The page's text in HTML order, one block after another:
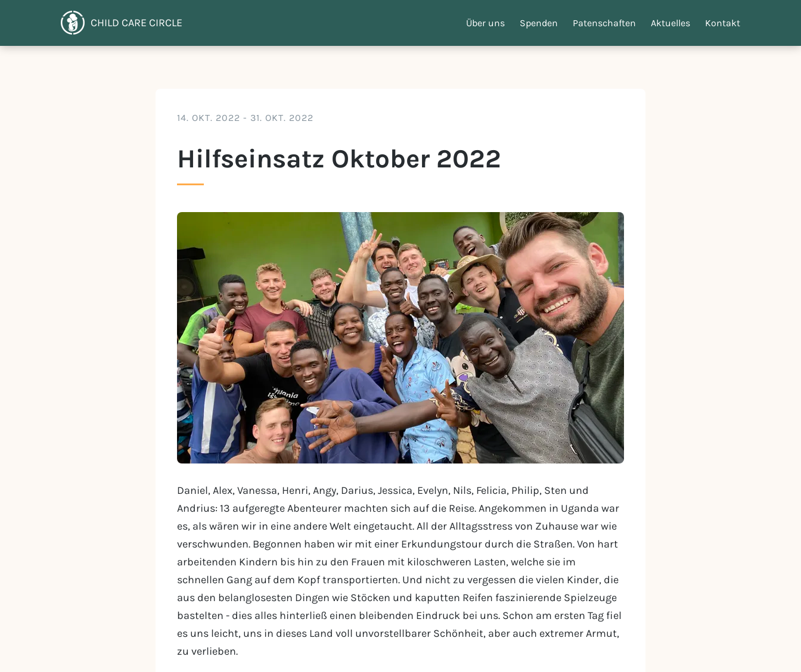
CHILD CARE CIRCLE Über uns Spenden Patenschaften Aktuelles Kontakt
14. OKT. 2022 - 31. OKT. 2022
Hilfseinsatz Oktober 2022
Daniel, Alex, Vanessa, Henri, Angy, Darius, Jessica, Evelyn, Nils, Felicia, Philip, Sten und
Andrius: 13 aufgeregte Abenteurer machten sich auf die Reise. Angekommen in Uganda war
es, als wären wir in eine andere Welt eingetaucht. All der Alltagsstress von Zuhause war wie
verschwunden. Begonnen haben wir mit einer Erkundungstour durch die Straßen. Von hart
arbeitenden Kindern bis hin zu den Frauen mit kiloschweren Lasten, welche sie im
schnellen Gang auf dem Kopf transportierten. Und nicht zu vergessen die vielen Kinder, die
aus den belanglosesten Dingen wie Stöcken und kaputten Reifen faszinierende Spielzeuge
bastelten - dies alles hinterließ einen bleibenden Eindruck bei uns. Schon am ersten Tag fiel
es uns leicht, uns in dieses Land voll unvorstellbarer Schönheit, aber auch extremer Armut,
zu verlieben.